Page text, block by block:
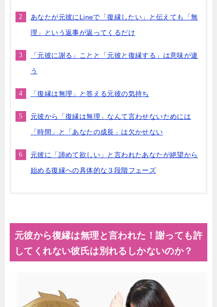
あなたが元彼にLineで「復縁したい」と伝えても「無
理」という返事が返ってくるだけ
「元彼に謝る」ことと「元彼と復縁する」は意味が違
う
「復縁は無理」と答える元彼の気持ち
元彼から「復縁は無理」なんて言わせないためには
「時間」と「あなたの成長」は欠かせない
元彼に「諦めて欲しい」と言われたあなたが絶望から
始める復縁への具体的な３段階フェーズ
元彼から復縁は無理と言われた！謝っても許
してくれない彼氏は別れるしかないのか？